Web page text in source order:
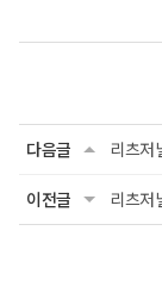
다음글 리츠저
이전글 리츠저